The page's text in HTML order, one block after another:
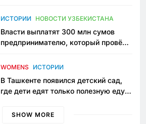
пространство
ИСТОРИИ НОВОСТИ УЗБЕКИСТАНА
Власти выплатят 300 млн сумов
предпринимателю, который провёл
приговору
WOMENS ИСТОРИИ
В Ташкенте появился детский сад,
где дети едят только полезную еду.
просить «кашу без сахара»
SHOW MORE